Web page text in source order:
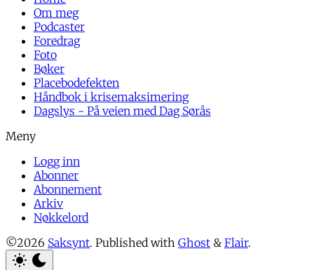
Om meg
Podcaster
Foredrag
Foto
Bøker
Placebodefekten
Håndbok i krisemaksimering
Dagslys - På veien med Dag Sørås
Logg inn
Abonner
Abonnement
Arkiv
Nøkkelord
©2026 Saksynt. Published with Ghost & Flair.